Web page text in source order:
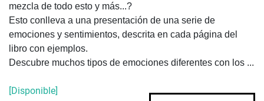
mezcla de todo esto y más...?
Esto conlleva a una presentación de una serie de
emociones y sentimientos, descrita en cada página del
libro con ejemplos.
Descubre muchos tipos de emociones diferentes con los ...
[Disponible]